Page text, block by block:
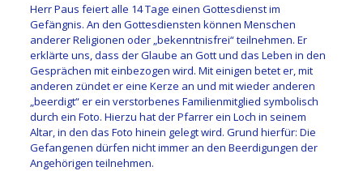
Herr Paus feiert alle 14 Tage einen Gottesdienst im
Gefängnis. An den Gottesdiensten können Menschen
anderer Religionen oder „bekenntnisfrei“ teilnehmen. Er
erklärte uns, dass der Glaube an Gott und das Leben in den
Gesprächen mit einbezogen wird. Mit einigen betet er, mit
anderen zündet er eine Kerze an und mit wieder anderen
„beerdigt“ er ein verstorbenes Familienmitglied symbolisch
durch ein Foto. Hierzu hat der Pfarrer ein Loch in seinem
Altar, in den das Foto hinein gelegt wird. Grund hierfür: Die
Gefangenen dürfen nicht immer an den Beerdigungen der
Angehörigen teilnehmen.